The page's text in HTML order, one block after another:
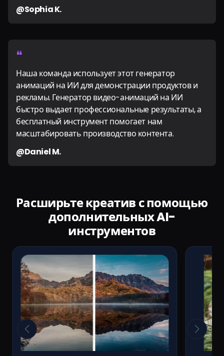
@Sophia K.
❝
Наша команда использует этот генератор
анимаций на ИИ для демонстрации продуктов и
рекламы. Генератор видео-анимаций на ИИ
быстро выдает профессиональные результаты, а
бесплатный инструмент помогает нам
масштабировать производство контента.
@Daniel M.
Расширьте креатив с помощью
дополнительных AI-
инструментов